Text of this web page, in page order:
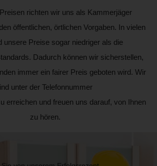
richten wir uns als Kammerjäger
öffentlichen, örtlichen Vorgaben. In vielen
unsere Preise sogar niedriger als die
Dadurch können wir sicherstellen,
immer ein fairer Preis geboten wird. Wir
unter der Telefonnummer
erreichen und freuen uns darauf, von Ihnen
zu hören.